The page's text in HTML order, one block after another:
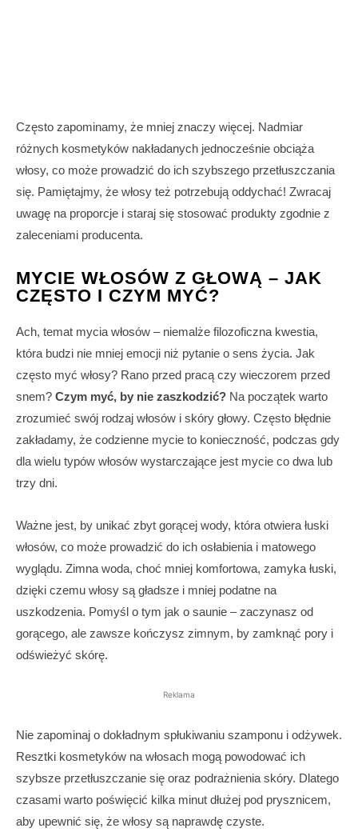
Często zapominamy, że mniej znaczy więcej. Nadmiar
różnych kosmetyków nakładanych jednocześnie obciąża
włosy, co może prowadzić do ich szybszego przetłuszczania
się. Pamiętajmy, że włosy też potrzebują oddychać! Zwracaj
uwagę na proporcje i staraj się stosować produkty zgodnie z
zaleceniami producenta.
MYCIE WŁOSÓW Z GŁOWĄ – JAK
CZĘSTO I CZYM MYĆ?
Ach, temat mycia włosów – niemalże filozoficzna kwestia,
która budzi nie mniej emocji niż pytanie o sens życia. Jak
często myć włosy? Rano przed pracą czy wieczorem przed
snem? Czym myć, by nie zaszkodzić? Na początek warto
zrozumieć swój rodzaj włosów i skóry głowy. Często błędnie
zakładamy, że codzienne mycie to konieczność, podczas gdy
dla wielu typów włosów wystarczające jest mycie co dwa lub
trzy dni.
Ważne jest, by unikać zbyt gorącej wody, która otwiera łuski
włosów, co może prowadzić do ich osłabienia i matowego
wyglądu. Zimna woda, choć mniej komfortowa, zamyka łuski,
dzięki czemu włosy są gładsze i mniej podatne na
uszkodzenia. Pomyśl o tym jak o saunie – zaczynasz od
gorącego, ale zawsze kończysz zimnym, by zamknąć pory i
odświeżyć skórę.
Reklama
Nie zapominaj o dokładnym spłukiwaniu szamponu i odżywek.
Resztki kosmetyków na włosach mogą powodować ich
szybsze przetłuszczanie się oraz podrażnienia skóry. Dlatego
czasami warto poświęcić kilka minut dłużej pod prysznicem,
aby upewnić się, że włosy są naprawdę czyste.